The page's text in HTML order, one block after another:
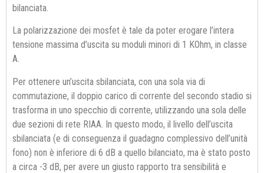
bilanciata.
La polarizzazione dei mosfet è tale da poter erogare l’intera
tensione massima d’uscita su moduli minori di 1 KOhm, in classe
A.
Per ottenere un’uscita sbilanciata, con una sola via di
commutazione, il doppio carico di corrente del secondo stadio si
trasforma in uno specchio di corrente, utilizzando una sola delle
due sezioni di rete RIAA. In questo modo, il livello dell’uscita
sbilanciata (e di conseguenza il guadagno complessivo dell’unità
fono) non è inferiore di 6 dB a quello bilanciato, ma è stato posto
a circa -3 dB, per avere un giusto rapporto tra sensibilità e